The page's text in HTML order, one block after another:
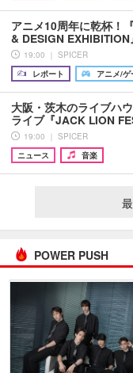
アニメ10周年に乾杯！
& DESIGN
19:00 ｜ SPICER
レポート
アニメ/ゲ
大阪・茨木のライブハ
ライブ『JACK LION
19:00 ｜ SPICER
ニュース
音楽
POWER PUSH